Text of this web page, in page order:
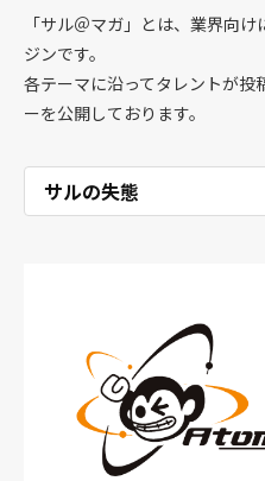
「サル＠マガ」とは、業界向
ジンです。
各テーマに沿ってタレントが
ーを公開しております。